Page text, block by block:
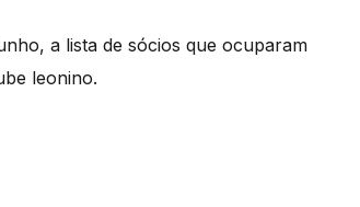
a lista de sócios que ocuparam
leonino.